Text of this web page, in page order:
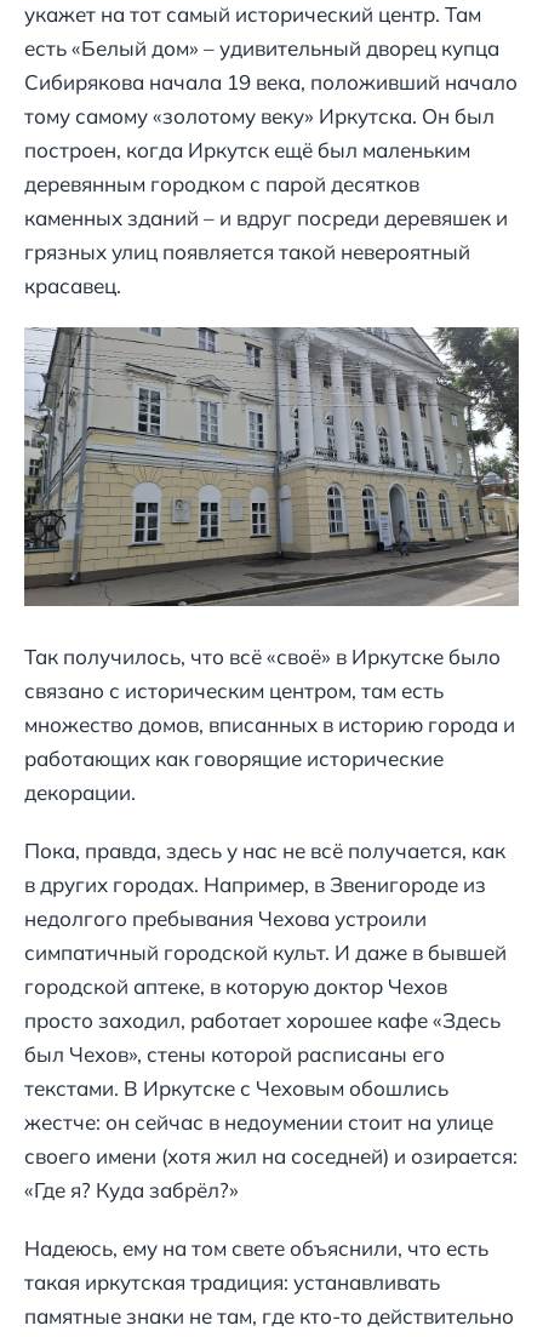
укажет на тот самый исторический центр. Там
есть «Белый дом» – удивительный дворец купца
Сибирякова начала 19 века, положивший начало
тому самому «золотому веку» Иркутска. Он был
построен, когда Иркутск ещё был маленьким
деревянным городком с парой десятков
каменных зданий – и вдруг посреди деревяшек и
грязных улиц появляется такой невероятный
красавец.
Так получилось, что всё «своё» в Иркутске было
связано с историческим центром, там есть
множество домов, вписанных в историю города и
работающих как говорящие исторические
декорации.
Пока, правда, здесь у нас не всё получается, как
в других городах. Например, в Звенигороде из
недолгого пребывания Чехова устроили
симпатичный городской культ. И даже в бывшей
городской аптеке, в которую доктор Чехов
просто заходил, работает хорошее кафе «Здесь
был Чехов», стены которой расписаны его
текстами. В Иркутске с Чеховым обошлись
жестче: он сейчас в недоумении стоит на улице
своего имени (хотя жил на соседней) и озирается:
«Где я? Куда забрёл?»
Надеюсь, ему на том свете объяснили, что есть
такая иркутская традиция: устанавливать
памятные знаки не там, где кто-то действительно